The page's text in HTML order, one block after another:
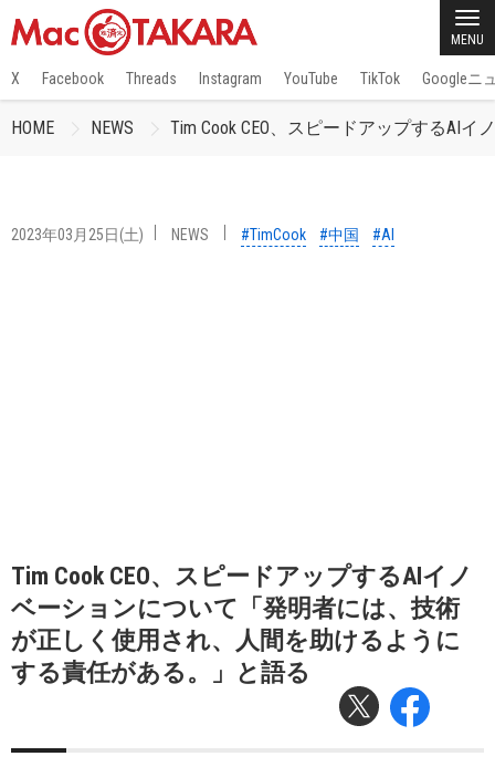
MENU
X Facebook Threads Instagram YouTube TikTok Googleニ
HOME NEWS Tim Cook CEO、スピードアップするAI
2023年03月25日(土) NEWS #TimCook #中国 #AI
Tim Cook CEO、スピードアップするAIイノ
ベーションについて「発明者には、技術
が正しく使用され、人間を助けるように
する責任がある。」と語る